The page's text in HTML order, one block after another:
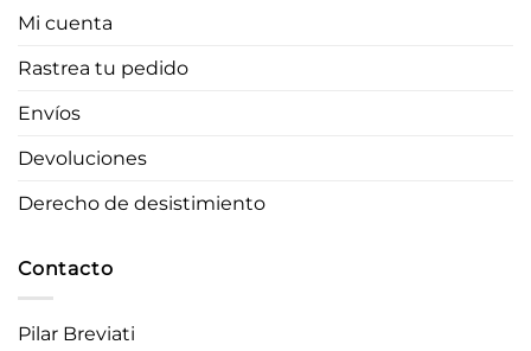
Mi cuenta
Rastrea tu pedido
Envíos
Devoluciones
Derecho de desistimiento
Contacto
Pilar Breviati